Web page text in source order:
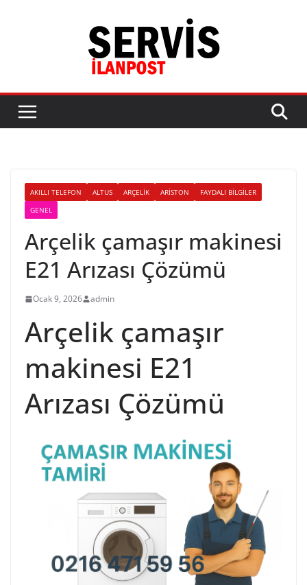
AKILLI TELEFON ALTUS ARÇELIK ARISTON
FAYDALI BILGILER
GENEL
Arçelik çamaşır makinesi
E21 Arızası Çözümü
Ocak 9, 2026 admin
Arçelik çamaşır
makinesi E21
Arızası Çözümü